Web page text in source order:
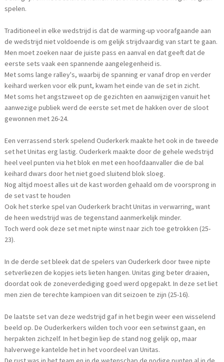
spelen.
Traditioneel in elke wedstrijd is dat de warming-up voorafgaande aan
de wedstrijd niet voldoende is om gelijk strijdvaardig van start te gaan.
Men moet zoeken naar de juiste pass en aanval en dat geeft dat de
eerste sets vaak een spannende aangelegenheid is.
Met soms lange ralley's, waarbij de spanning er vanaf drop en verder
keihard werken voor elk punt, kwam het einde van de set in zicht.
Met soms het angstzweet op de gezichten en aanwijzigen vanuit het
aanwezige publiek werd de eerste set met de hakken over de sloot
gewonnen met 26-24.
Een verrassend sterk spelend Ouderkerk maakte het ook in de tweede
set het Unitas erg lastig. Ouderkerk maakte door de gehele wedstrijd
heel veel punten via het blok en met een hoofdaanvaller die de bal
keihard dwars door het niet goed sluitend blok sloeg.
Nog altijd moest alles uit de kast worden gehaald om de voorsprong in
de set vast te houden
Ook het sterke spel van Ouderkerk bracht Unitas in verwarring, want
de heen wedstrijd was de tegenstand aanmerkelijk minder.
Toch werd ook deze set met nipte winst naar zich toe getrokken (25-
23).
In de derde set bleek dat de spelers van Ouderkerk door twee nipte
setverliezen de kopjes iets lieten hangen. Unitas ging beter draaien,
doordat ook de zoneverdediging goed werd opgepakt. In deze set liet
men zien de terechte kampioen van dit seizoen te zijn (25-16).
De laatste set van deze wedstrijd gaf in het begin weer een wisselend
beeld op. De Ouderkerkers wilden toch voor een setwinst gaan, en
herpakten zichzelf. In het begin liep de stand nog gelijk op, maar
halverwege kantelde het in het voordeel van Unitas.